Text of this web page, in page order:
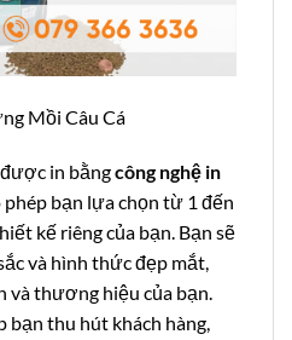
Mồi Câu Cá
in bằngcông nghệ in
bạn lựa chọn từ 1 đến
kế riêng của bạn. Bạn sẽ
và hình thức đẹp mắt,
và thương hiệu của bạn.
bạn thu hút khách hàng,